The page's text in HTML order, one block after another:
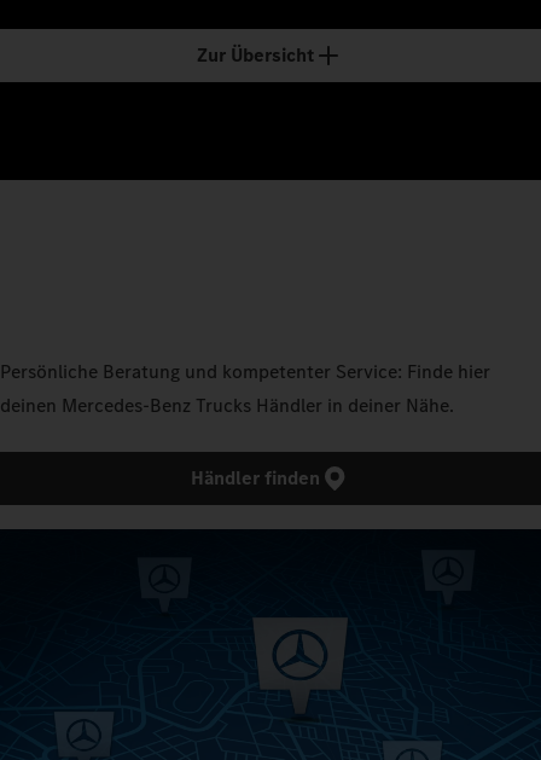
Zur Übersicht
Persönliche Beratung und kompetenter Service: Finde hier
deinen Mercedes‑Benz Trucks Händler in deiner Nähe.
Händler finden